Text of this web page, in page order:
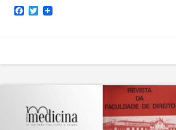
Facebook
Twitter